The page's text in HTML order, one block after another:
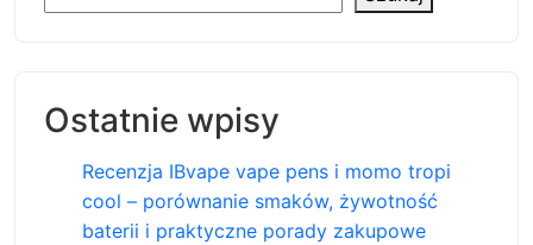
Ostatnie wpisy
Recenzja IBvape vape pens i momo tropi
cool – porównanie smaków, żywotność
baterii i praktyczne porady zakupowe